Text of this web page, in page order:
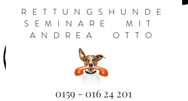
RETTUNGSHUNDE
SEMINARE MIT
ANDREA OTTO
0159 - 016 24 201